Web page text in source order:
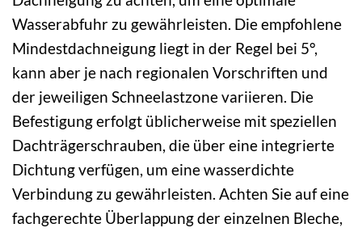
Wasserabfuhr zu gewährleisten. Die empfohlene
Mindestdachneigung liegt in der Regel bei 5°,
kann aber je nach regionalen Vorschriften und
der jeweiligen Schneelastzone variieren. Die
Befestigung erfolgt üblicherweise mit speziellen
Dachträgerschrauben, die über eine integrierte
Dichtung verfügen, um eine wasserdichte
Verbindung zu gewährleisten. Achten Sie auf eine
fachgerechte Überlappung der einzelnen Bleche,